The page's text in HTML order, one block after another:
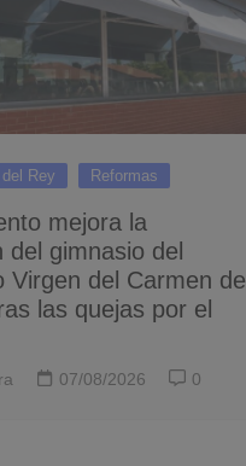
Rey Reformas
mejora la
del gimnasio del
Virgen del Carmen de
las quejas por el
07/08/2026 0